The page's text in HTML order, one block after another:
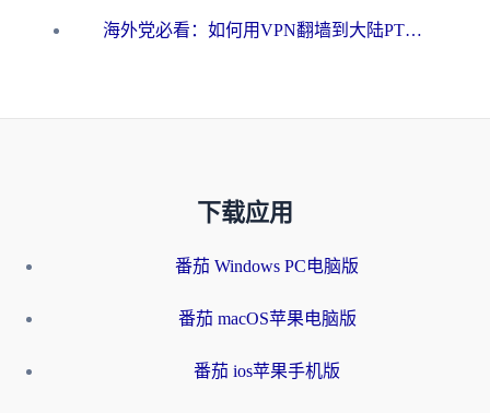
海外党必看：如何用VPN翻墙到大陆PTT？一篇解决你所有回国加速痛点
下载应用
番茄 Windows PC电脑版
番茄 macOS苹果电脑版
番茄 ios苹果手机版